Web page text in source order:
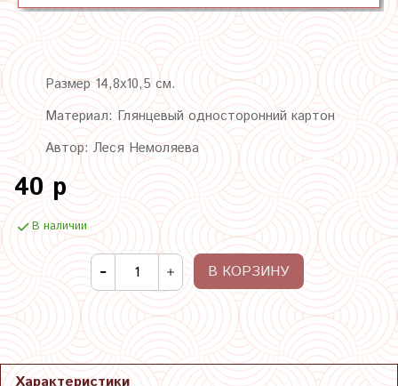
Размер 14,8х10,5 см.
Материал: Глянцевый односторонний картон
Автор: Леся Немоляева
40 р
В наличии
В КОРЗИНУ